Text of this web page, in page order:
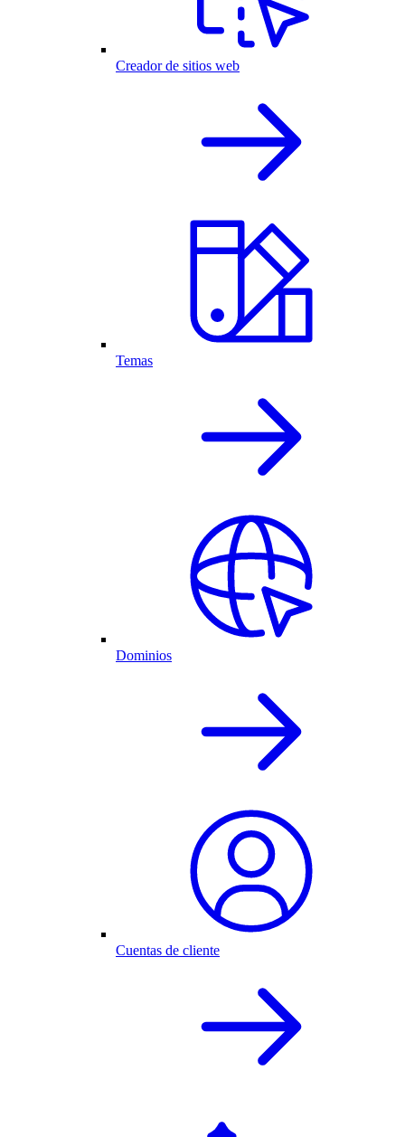
Creador de sitios web
Temas
Dominios
Cuentas de cliente